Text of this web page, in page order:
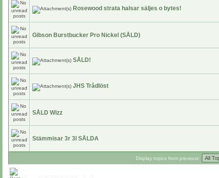
Rosewood strata halsar säljes o bytes!
Gibson Burstbucker Pro Nickel (SÅLD)
SÅLD!
JHS Trådlöst
SÅLD Wizz
Stämmisar 3r 3l SÅLDA
Display topics from previous: